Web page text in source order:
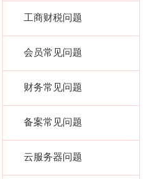
工商财税问题
会员常见问题
财务常见问题
备案常见问题
云服务器问题